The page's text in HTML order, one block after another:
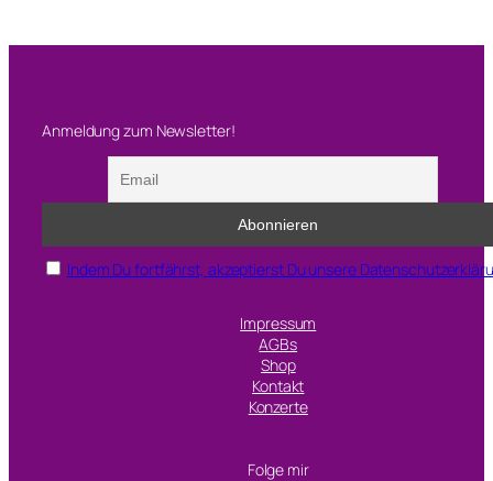
Anmeldung zum Newsletter!
Indem Du fortfährst, akzeptierst Du unsere
Impressum
AGBs
Shop
Kontakt
Konzerte
Folge mir